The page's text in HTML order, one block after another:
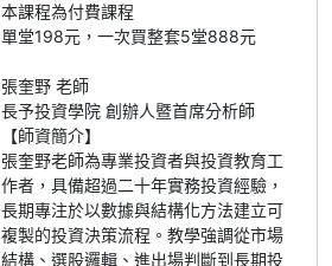
本課程為付費課程
單堂198元，一次買整套5堂888元
張奎野 老師
長予投資學院 創辦人暨首席分析師
【師資簡介】
張奎野老師為專業投資者與投資教育工
作者，具備超過二十年實務投資經驗，
長期專注於以數據與結構化方法建立可
複製的投資決策流程。教學強調從市場
結構、選股邏輯、進出場判斷到長期投